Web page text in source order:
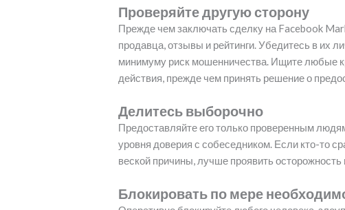
Проверяйте другую сторону
Прежде чем заключать сделку на Facebook
продавца, отзывы и рейтинги. Убедитесь в их
минимуму риск мошенничества. Ищите любые
действия, прежде чем принять решение о
Делитесь выборочно
Предоставляйте его только проверенным
уровня доверия с собеседником. Если кто-то
веской причины, лучше проявить осторожность
Блокировать по мере